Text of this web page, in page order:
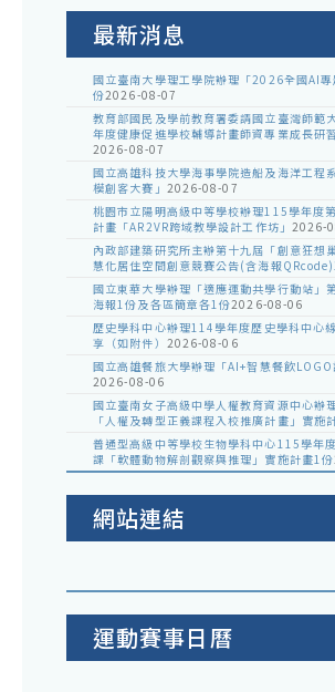
最新消息
國立臺南大學理工學院辦理「2026全國AI
份2026-08-07
教育部國民及學前教育署委請國立臺灣師範
年度健康促進學校輔導計畫師資專業成長研
2026-08-07
國立高雄科技大學海事學院造船及海洋工程
模創客大賽」 2026-08-07
桃園市立陽明高級中等學校辦理115學年度
計畫「AR2VR跨域教學設計工作坊」 2026-
內政部建築研究所主辦第十九屆「創意狂想
慧化居住空間創意競賽公告(含海報
國立東華大學辦理「適應運動共學行動站」
海報1份及各區簡章各1份2026-08-06
歷史學科中心辦理114學年度歷史學科中心
享（如附件） 2026-08-06
國立高雄餐旅大學辦理「AI+智慧餐飲
2026-08-06
國立臺南女子高級中學人權教育資源中心辦
「人權及轉型正義課程入校推廣計畫」實施
普通型高級中等學校生物學科中心115學年
課「軟體動物解剖觀察與推理」實施計畫1份
網站連結
運動賽事日曆